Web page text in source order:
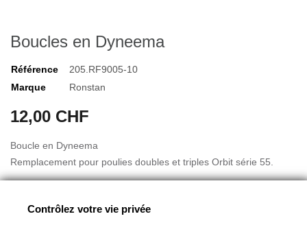
Boucles en Dyneema
Référence
205.RF9005-10
Marque
Ronstan
12,00 CHF
Boucle en Dyneema
Remplacement pour poulies doubles et triples Orbit série 55.
Contrôlez votre vie privée